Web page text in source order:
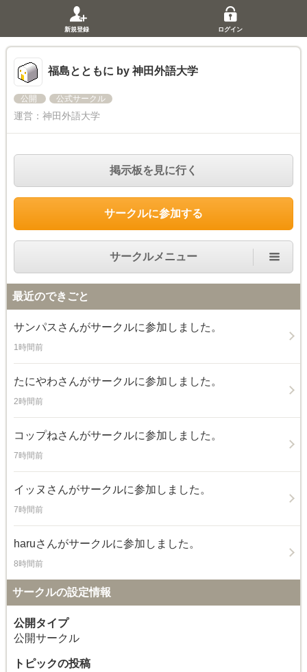
新規登録 ログイン
福島とともに by 神田外語大学
公開 公式サークル
運営： 神田外語大学
掲示板を見に行く
サークルに参加する
サークルメニュー
最近のできごと
サンパス さんがサークルに参加しました。
1時間前
たにやわさんがサークルに参加しました。
2時間前
コップねさんがサークルに参加しました。
7時間前
イッヌ さんがサークルに参加しました。
7時間前
haruさんがサークルに参加しました。
8時間前
サークルの設定情報
公開タイプ
公開サークル
トピックの投稿